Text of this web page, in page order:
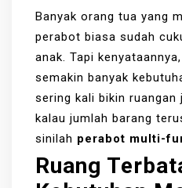
Banyak orang tua yang
perabot biasa sudah
anak. Tapi
semakin banyak
sering kali bikin ruangan
kalau jumlah barang
sinilah perabot multi-
Ruang